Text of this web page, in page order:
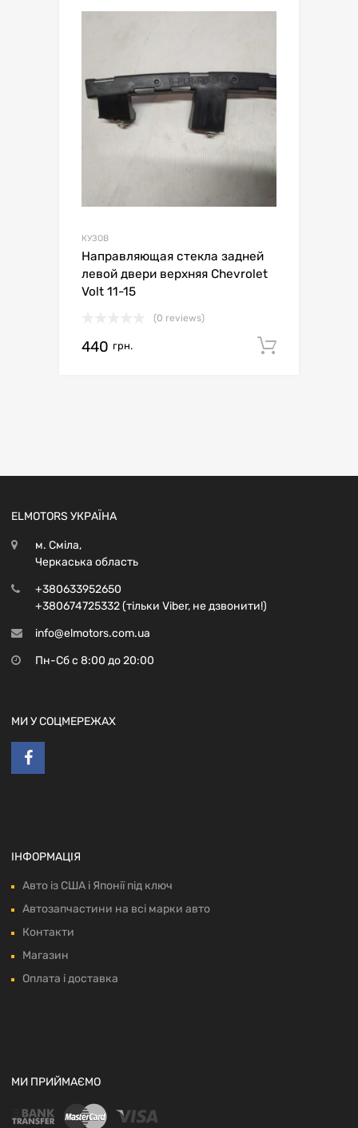
КУЗОВ
Направляющая стекла задней
левой двери верхняя Chevrolet
Volt 11-15
(0 reviews)
440 грн.
ELMOTORS УКРАЇНА
м. Сміла,
Черкаська область
+380633952650
+380674725332 (тільки Viber, не дзвонити!)
info@elmotors.com.ua
Пн-Сб с 8:00 до 20:00
МИ У СОЦМЕРЕЖАХ
ІНФОРМАЦІЯ
Авто із США і Японії під ключ
Автозапчастини на всі марки авто
Контакти
Магазин
Оплата і доставка
МИ ПРИЙМАЄМО